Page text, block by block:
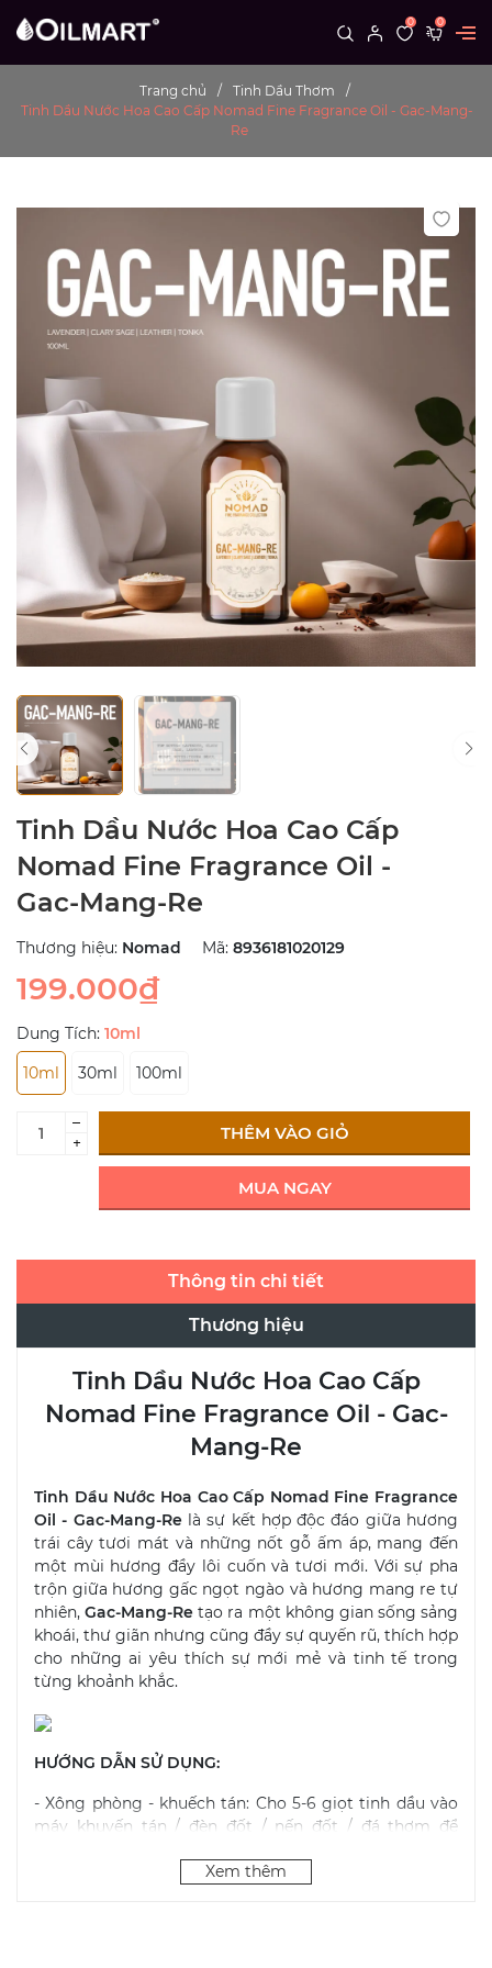
0 0
Trang chủ
Tinh Dầu Thơm
Tinh Dầu Nước Hoa Cao Cấp Nomad Fine Fragrance Oil - Gac-Mang-
Re
Tinh Dầu Nước Hoa Cao Cấp
Nomad Fine Fragrance Oil -
Gac-Mang-Re
Thương hiệu: Nomad Mã: 8936181020129
199.000₫
Dung Tích: 10ml
10ml
30ml 100ml
–
+
THÊM VÀO GIỎ
MUA NGAY
Thông tin chi tiết
Thương hiệu
Tinh Dầu Nước Hoa Cao Cấp
Nomad Fine Fragrance Oil - Gac-
Mang-Re
Tinh Dầu Nước Hoa Cao Cấp Nomad Fine Fragrance
Oil - Gac-Mang-Relà sự kết hợp độc đáo giữa hương
trái cây tươi mát và những nốt gỗ ấm áp, mang đến
một mùi hương đầy lôi cuốn và tươi mới. Với sự pha
trộn giữa hương gấc ngọt ngào và hương mang re tự
nhiên,Gac-Mang-Re tạo ra một không gian sống sảng
khoái, thư giãn nhưng cũng đầy sự quyến rũ, thích hợp
cho những ai yêu thích sự mới mẻ và tinh tế trong
từng khoảnh khắc.
HƯỚNG DẪN SỬ DỤNG:
- Xông phòng - khuếch tán: Cho 5-6 giọt tinh dầu vào
máy khuyến tán / đèn đốt / nến đốt / đá thơm để
Tinh dầu làm nến thơm: Các bạn yêu thích handmade,
Xem thêm